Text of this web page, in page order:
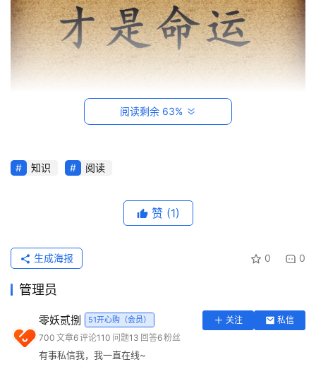
首
一
用
工
命运是可以改变的，只要你愿意去改变。
有舍就有得，舍也是一种得到。
阅读剩余 63%
知识 阅读
赞 (1)
0 0
生成海报
管理员
零妖贰捌 51开心购（会员） 关注
私信
700 文章6评论110 问题13 回答6粉丝
有事私信我，我一直在线~